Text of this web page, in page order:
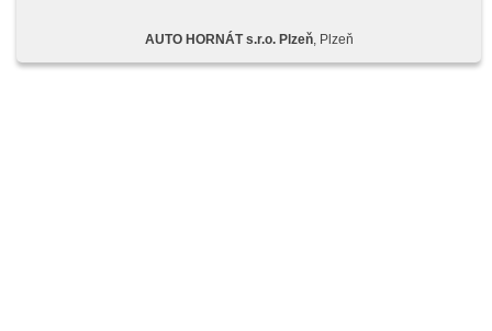
telefonů, Bluetooth, El. Seitenscheiben, El. Vorderscheiben,
El. Klappspiegel, El. Spiegel, starten per Taste,
AUTO HORNÁT s.r.o. Plzeň, Plzeň